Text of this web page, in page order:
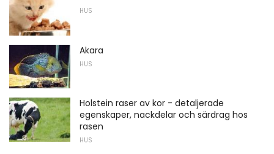
HUS
Akara
HUS
Holstein raser av kor - detaljerade
egenskaper, nackdelar och särdrag hos
rasen
HUS